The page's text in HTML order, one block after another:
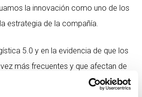
la innovación como uno de los
estrategia de la compañía.
5.0 y en la evidencia de que los
más frecuentes y que afectan de
logísticos, innovamos para